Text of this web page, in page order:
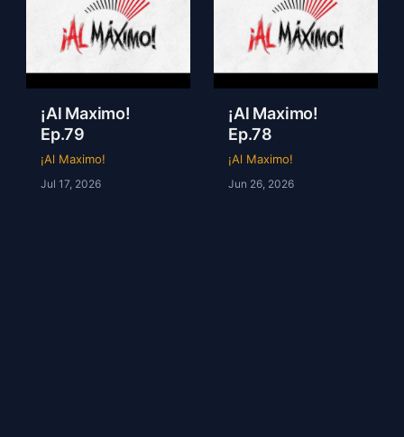
¡Al Maximo!
Ep.79
¡Al Maximo!
Jul 17, 2026
¡Al Maximo!
Ep.78
¡Al Maximo!
Jun 26, 2026